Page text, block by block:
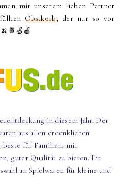
mit unserem lieben Partner
Obstkorb, der nur so vor
in diesem Jahr. Der
aus allen erdenklichen
beste für Familien, mit
guter Qualität zu bieten. Ihr
an Spielwaren für kleine und